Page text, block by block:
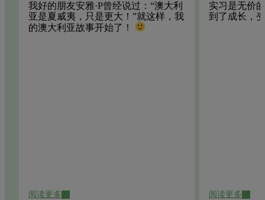
我好的朋友安雅·P曾经说过：“澳大利
亚是夏威夷，只是更大！”就这样，我
的澳大利亚故事开始了！
阅读更多
实习是无价
到了成长，
阅读更多